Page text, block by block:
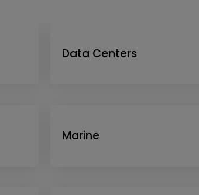
Data Centers
Marine